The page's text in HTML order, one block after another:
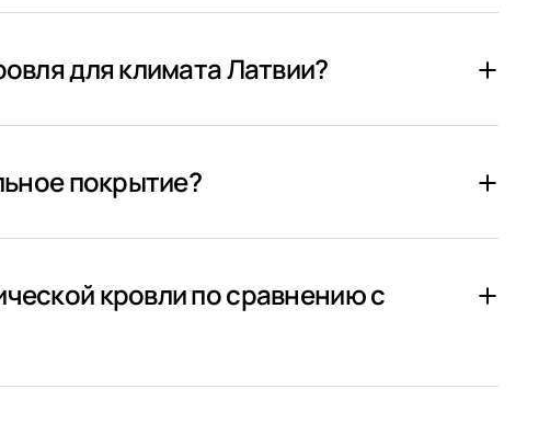
для климата Латвии?
покрытие?
кровли по сравнению с